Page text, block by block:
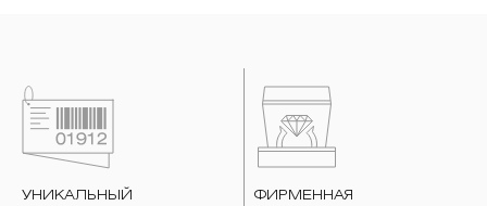
УНИКАЛЬНЫЙ
ФИРМЕННАЯ